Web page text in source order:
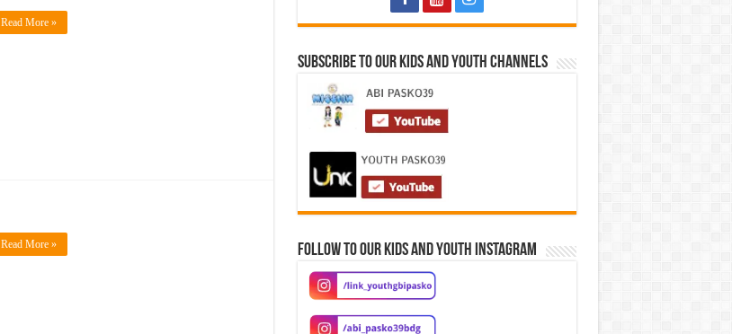
Read More »
Read More »
Subscribe to Our Kids and Youth Channels
Follow to our Kids and Youth Instagram